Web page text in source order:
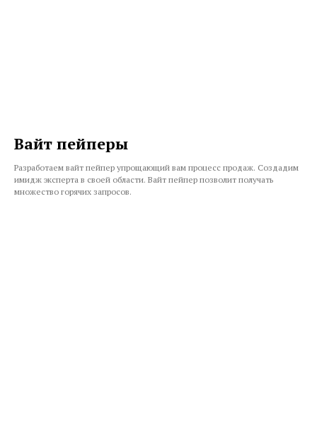
Вайт пейперы
Разработаем вайт пейпер упрощающий вам процесс продаж. Создадим
имидж эксперта в своей области. Вайт пейпер позволит получать
множество горячих запросов.